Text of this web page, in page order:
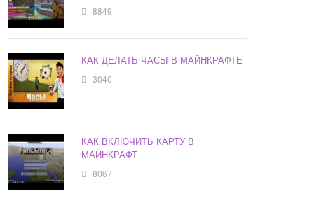
8849
КАК ДЕЛАТЬ ЧАСЫ В МАЙНКРАФТЕ
3040
КАК ВКЛЮЧИТЬ КАРТУ В
МАЙНКРАФТ
8067